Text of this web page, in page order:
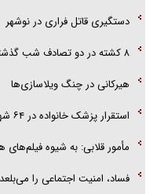
دستگیری قاتل فراری در نوشهر
۸ کشته در دو تصادف شب گذشته
هیرکانی در چنگ ویلاسازی‌ها
‌استقرار پزشک خانواده در ۶۴ شهرستان تا پایان شهریور
مأمور قلابی: به شیوه
فساد، امنیت اجتماعی را می‌بلعد